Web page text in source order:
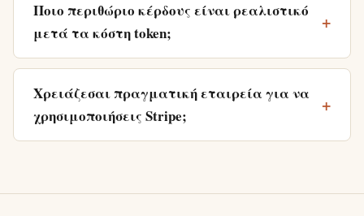
Ποιο περιθώριο κέρδους είναι ρεαλιστικό
μετά τα κόστη token;
Χρειάζεσαι πραγματική εταιρεία για να
χρησιμοποιήσεις Stripe;